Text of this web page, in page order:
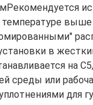
температуре
в
на
среды или
для